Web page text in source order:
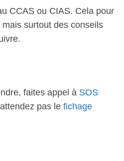
CCAS ou CIAS. Cela pour
surtout des conseils
faites appel à SOS
pas le fichage